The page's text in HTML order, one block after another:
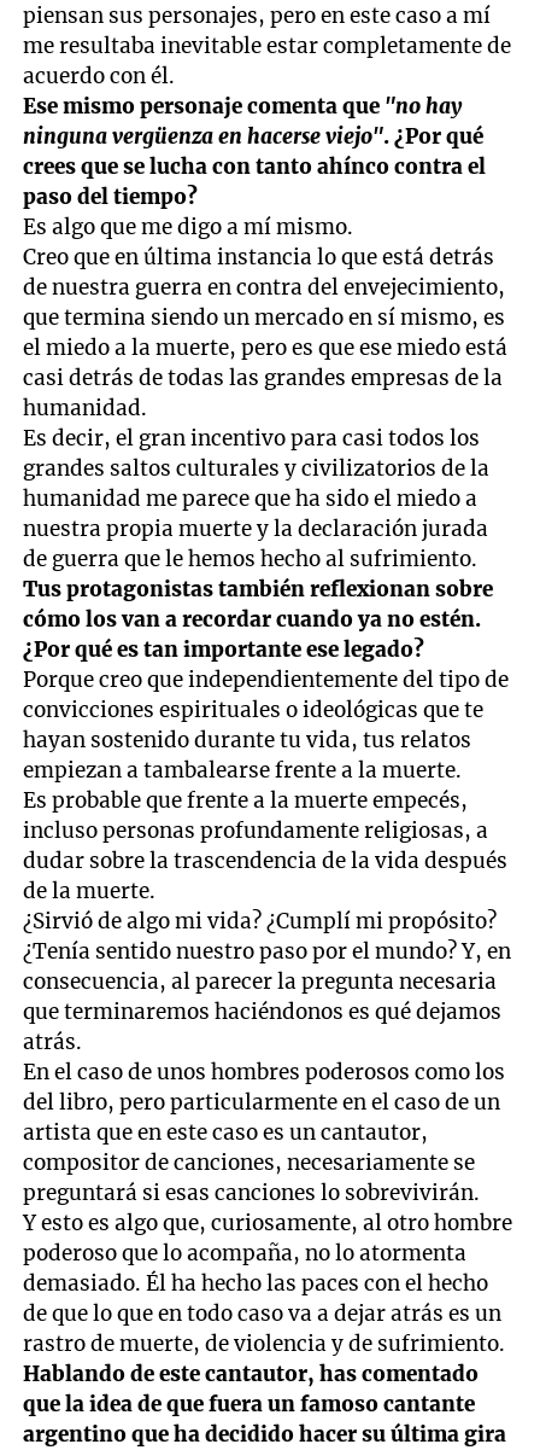
piensan sus personajes, pero en este caso a mí
me resultaba inevitable estar completamente de
acuerdo con él.
Ese mismo personaje comenta que "no hay
ninguna vergüenza en hacerse viejo". ¿Por qué
crees que se lucha con tanto ahínco contra el
paso del tiempo?
Es algo que me digo a mí mismo.
Creo que en última instancia lo que está detrás
de nuestra guerra en contra del envejecimiento,
que termina siendo un mercado en sí mismo, es
el miedo a la muerte, pero es que ese miedo está
casi detrás de todas las grandes empresas de la
humanidad.
Es decir, el gran incentivo para casi todos los
grandes saltos culturales y civilizatorios de la
humanidad me parece que ha sido el miedo a
nuestra propia muerte y la declaración jurada
de guerra que le hemos hecho al sufrimiento.
Tus protagonistas también reflexionan sobre
cómo los van a recordar cuando ya no estén.
¿Por qué es tan importante ese legado?
Porque creo que independientemente del tipo de
convicciones espirituales o ideológicas que te
hayan sostenido durante tu vida, tus relatos
empiezan a tambalearse frente a la muerte.
Es probable que frente a la muerte empecés,
incluso personas profundamente religiosas, a
dudar sobre la trascendencia de la vida después
de la muerte.
¿Sirvió de algo mi vida? ¿Cumplí mi propósito?
¿Tenía sentido nuestro paso por el mundo? Y, en
consecuencia, al parecer la pregunta necesaria
que terminaremos haciéndonos es qué dejamos
atrás.
En el caso de unos hombres poderosos como los
del libro, pero particularmente en el caso de un
artista que en este caso es un cantautor,
compositor de canciones, necesariamente se
preguntará si esas canciones lo sobrevivirán.
Y esto es algo que, curiosamente, al otro hombre
poderoso que lo acompaña, no lo atormenta
demasiado. Él ha hecho las paces con el hecho
de que lo que en todo caso va a dejar atrás es un
rastro de muerte, de violencia y de sufrimiento.
Hablando de este cantautor, has comentado
que la idea de que fuera un famoso cantante
argentino que ha decidido hacer su última gira